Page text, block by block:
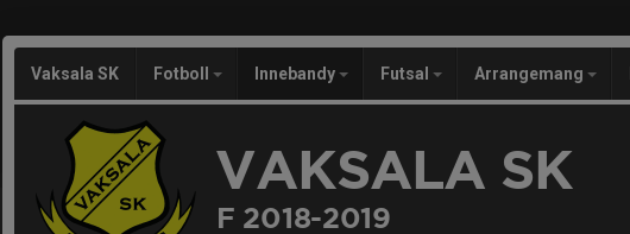
Vaksala SK Fotboll Innebandy Futsal Arrangemang
VAKSALA SK
F 2018-2019